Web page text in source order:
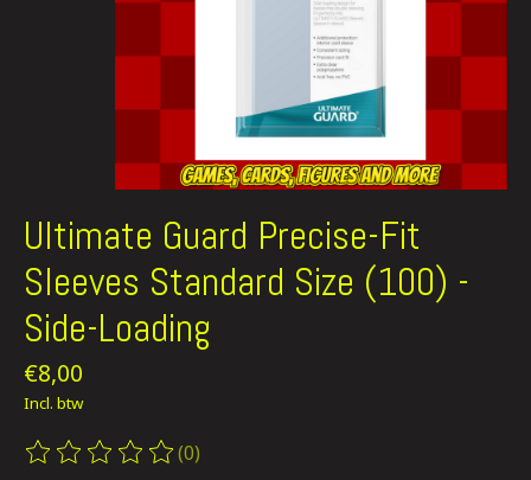
Ultimate Guard Precise-Fit
Sleeves Standard Size (100) -
Side-Loading
€8,00
Incl. btw
De beoordeling van dit product is
(0)